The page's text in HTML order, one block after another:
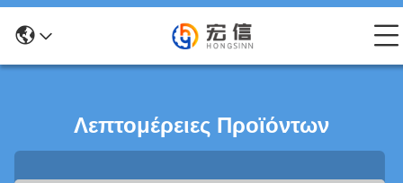
Λεπτομέρειες Προϊόντων